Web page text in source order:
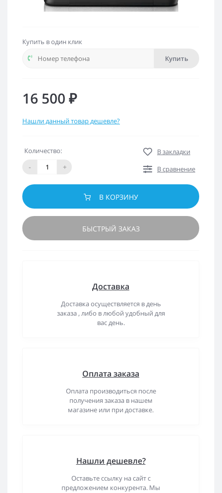
Купить в один клик
Купить
16 500 ₽
Нашли данный товар дешевле?
Количество:
-
+
В закладки
В сравнение
В КОРЗИНУ
БЫСТРЫЙ ЗАКАЗ
Доставка
Доставка осуществляется в день
заказа , либо в любой удобный для
вас день.
Оплата заказа
Оплата производиться после
получения заказа в нашем
магазине или при доставке.
Нашли дешевле?
Оставьте ссылку на сайт с
предложением конкурента. Мы